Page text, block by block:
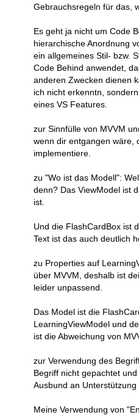
Gebrauchsregeln für das,
Es geht ja nicht um Code
hierarchische Anordnung
ein allgemeines Stil- bzw.
Code Behind anwendet,
anderen Zwecken dienen
ich nicht erkenntn,
eines VS Features.
zur Sinnfülle von MVVM
wenn dir entgangen wäre,
implementiere.
zu "Wo ist das Modell":
denn? Das ViewModel ist
ist.
Und die FlashCardBox ist
Text ist das auch deutlich
zu Properties auf
über MVVM, deshalb ist
leider unpassend.
Das Model ist die
LearningViewModel und
ist die Abweichung von
zur Verwendung des
Begriff nicht gepachtet
Ausbund an Unterstützung
Meine Verwendung von